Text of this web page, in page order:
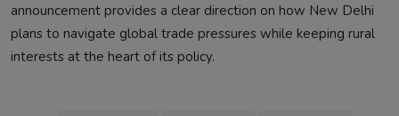
announcement provides a clear direction on how New Delhi
plans to navigate global trade pressures while keeping rural
interests at the heart of its policy.